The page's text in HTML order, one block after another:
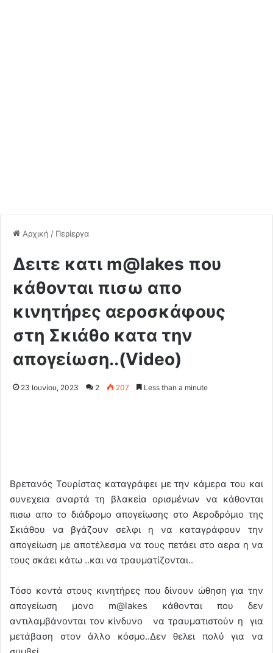
Αρχική / Περίεργα
Δειτε κατι m@lakes που
κάθονται πισω απο
κινητήρες αεροσκάφους
στη Σκιάθο κατα την
απογείωση..(Video)
23 Ιουνίου, 2023 2 207 Less than a minute
Βρετανός Τουρίστας καταγράφει με την κάμερα του και
συνεχεια αναρτά τη βλακεία ορισμένων να κάθονται
πισω απο το διάδρομο απογείωσης στο Αεροδρόμιο της
Σκιάθου να βγάζουν σελφι η να καταγράφουν την
απογείωση με αποτέλεσμα να τους πετάει στο αερα η να
τους σκάει κάτω ..και να τραυματίζονται..
Τόσο κοντά στους κινητήρες που δίνουν ώθηση για την
απογείωση μονο m@lakes κάθονται που δεν
αντιλαμβάνονται τον κίνδυνο να τραυματιστούν η για
μετάβαση στον άλλο κόσμο..Δεν θελει πολύ για να